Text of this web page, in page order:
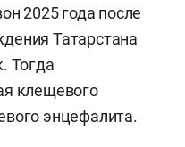
2025 года после
Татарстана
Тогда
клещевого
энцефалита.